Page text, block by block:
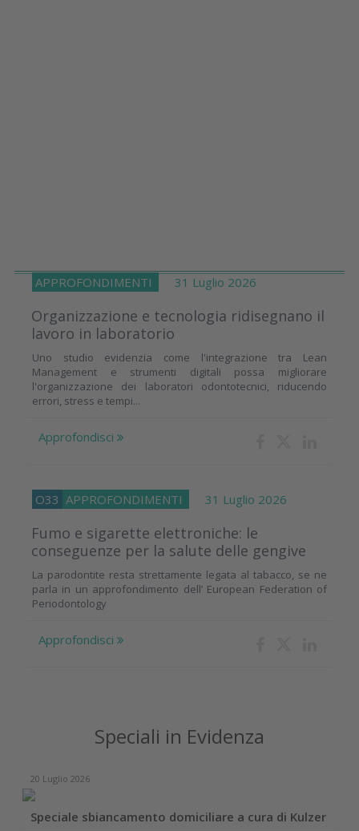
APPROFONDIMENTI 31 Luglio 2026
Organizzazione e tecnologia ridisegnano il
lavoro in laboratorio
Uno studio evidenzia come l'integrazione tra Lean
Management e strumenti digitali possa migliorare
l'organizzazione dei laboratori odontotecnici, riducendo
errori, stress e tempi...
Approfondisci
O33 APPROFONDIMENTI 31 Luglio 2026
Fumo e sigarette elettroniche: le
conseguenze per la salute delle gengive
La parodontite resta strettamente legata al tabacco, se ne
parla in un approfondimento dell’ European Federation of
Periodontology
Approfondisci
Speciali in Evidenza
20 Luglio 2026
Speciale sbiancamento domiciliare a cura di Kulzer